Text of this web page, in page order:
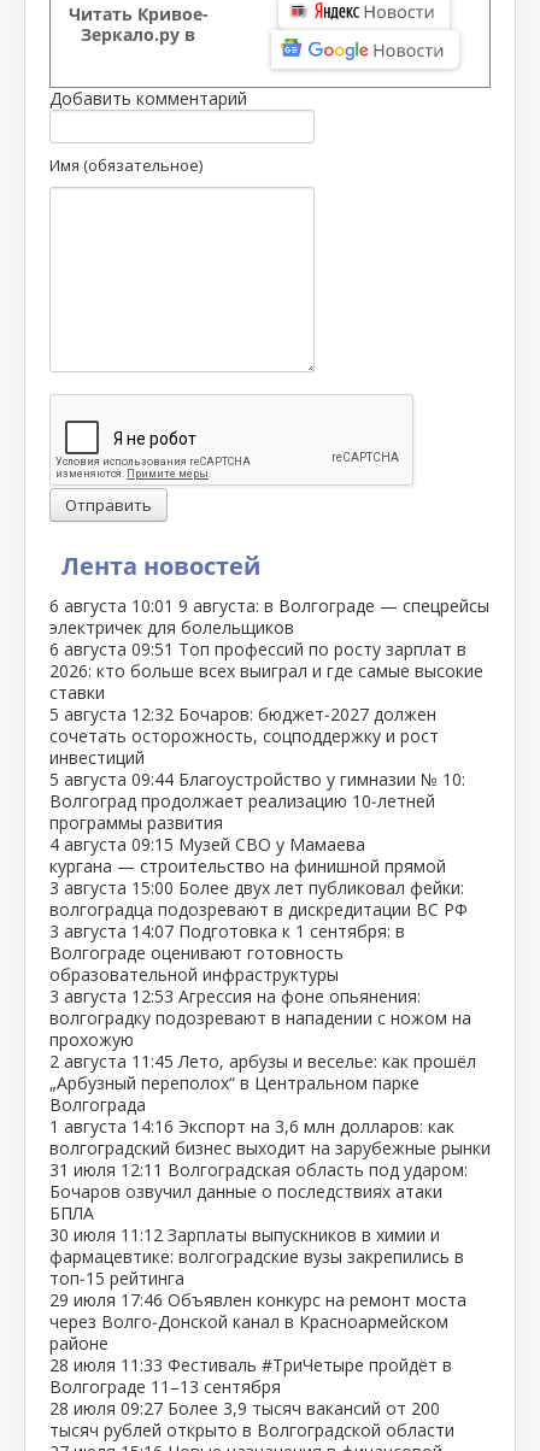
Лента новостей
6 августа 10:01 9 августа: в Волгограде — спецрейсы
электричек для болельщиков
6 августа 09:51 Топ профессий по росту зарплат в
2026: кто больше всех выиграл и где самые высокие
ставки
5 августа 12:32 Бочаров: бюджет‑2027 должен
сочетать осторожность, соцподдержку и рост
инвестиций
5 августа 09:44 Благоустройство у гимназии № 10:
Волгоград продолжает реализацию 10‑летней
программы развития
4 августа 09:15 Музей СВО у Мамаева
кургана — строительство на финишной прямой
3 августа 15:00 Более двух лет публиковал фейки:
волгоградца подозревают в дискредитации ВС РФ
3 августа 14:07 Подготовка к 1 сентября: в
Волгограде оценивают готовность
образовательной инфраструктуры
3 августа 12:53 Агрессия на фоне опьянения:
волгоградку подозревают в нападении с ножом на
прохожую
2 августа 11:45 Лето, арбузы и веселье: как прошёл
„Арбузный переполох“ в Центральном парке
Волгограда
1 августа 14:16 Экспорт на 3,6 млн долларов: как
волгоградский бизнес выходит на зарубежные рынки
31 июля 12:11 Волгоградская область под ударом:
Бочаров озвучил данные о последствиях атаки
БПЛА
30 июля 11:12 Зарплаты выпускников в химии и
фармацевтике: волгоградские вузы закрепились в
топ‑15 рейтинга
29 июля 17:46 Объявлен конкурс на ремонт моста
через Волго‑Донской канал в Красноармейском
районе
28 июля 11:33 Фестиваль #ТриЧетыре пройдёт в
Волгограде 11–13 сентября
28 июля 09:27 Более 3,9 тысяч вакансий от 200
тысяч рублей открыто в Волгоградской области
Читать Кривое-
Зеркало.ру в
Добавить комментарий
Имя (обязательное)
Отправить